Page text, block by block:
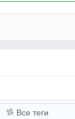
Все теги